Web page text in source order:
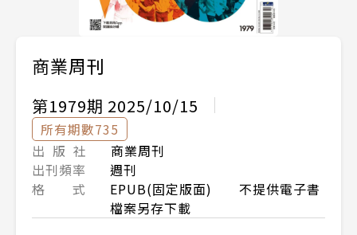
商業周刊
第1979期 2025/10/15
所有期數735
出 版 社
商業周刊
出刊頻率
週刊
格 式
EPUB(固定版面) 不提供電子書
檔案另存下載